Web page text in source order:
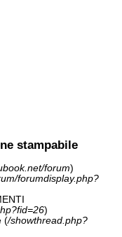
stampabile
forum)
forumdisplay.php?
)
(/showthread.php?